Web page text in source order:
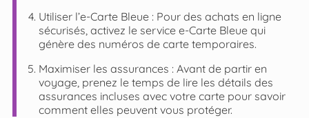
Utiliser l’e-Carte Bleue : Pour des achats en ligne
sécurisés, activez le service e-Carte Bleue qui
génère des numéros de carte temporaires.
Maximiser les assurances : Avant de partir en
voyage, prenez le temps de lire les détails des
assurances incluses avec votre carte pour savoir
comment elles peuvent vous protéger.